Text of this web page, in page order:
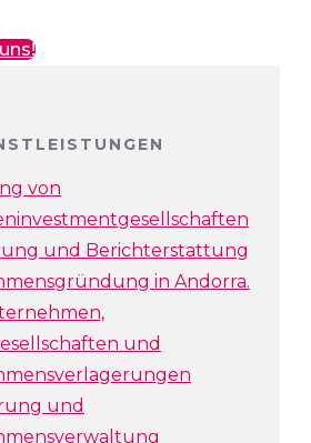
von
und Berichterstattung
in Andorra.
und
und